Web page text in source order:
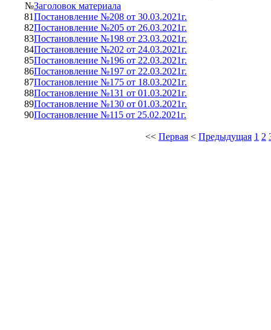
№Заголовок материала
81Постановление №208 от 30.03.2021г.
82Постановление №205 от 26.03.2021г.
83Постановление №198 от 23.03.2021г.
84Постановление №202 от 24.03.2021г.
85Постановление №196 от 22.03.2021г.
86Постановление №197 от 22.03.2021г.
87Постановление №175 от 18.03.2021г.
88Постановление №131 от 01.03.2021г.
89Постановление №130 от 01.03.2021г.
90Постановление №115 от 25.02.2021г.
<< Первая < Предыдущая 1 2